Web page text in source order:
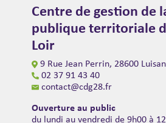
Centre de gestion de
publique territoriale
Loir
9 Rue Jean Perrin, 28600
02 37 91 43 40
contact@cdg28.fr
Ouverture au public
du lundi au vendredi de 9h00 à